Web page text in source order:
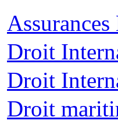
Droit
Droit
Droit